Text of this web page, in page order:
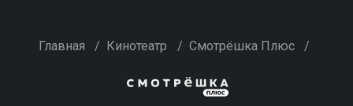
Главная / Кинотеатр / Смотрёшка Плюс /